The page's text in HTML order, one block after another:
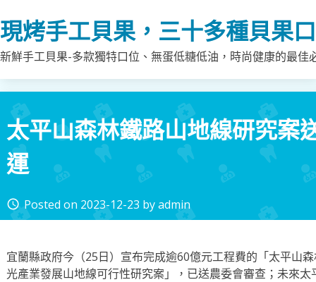
to
content
現烤手工貝果，三十多種貝果
新鮮手工貝果-多款獨特口位、無蛋低糖低油，時尚健康的最
太平山森林鐵路山地線研究案
運
access_time Posted on 2023-12-23 byadmin
宜蘭縣政府今（25日）宣布完成逾60億元工程費的「太平山
光產業發展山地線可行性研究案」，已送農委會審查；未來